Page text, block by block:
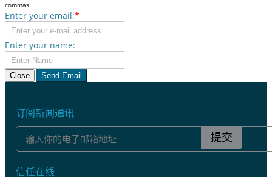
commas.
Enter your email:*
Enter your name:
Close Send Email
订阅新闻通讯
提交
信任在线